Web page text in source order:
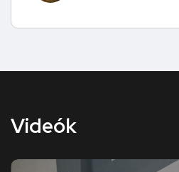
Videók